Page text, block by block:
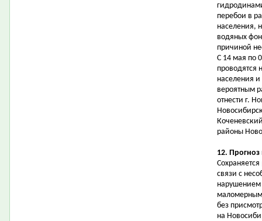
перебои в
населения,
водяных
причиной
С 14 мая по
проводятся
населения
вероятным
отнести г.
районы
12.
связи с
нарушением
без
на